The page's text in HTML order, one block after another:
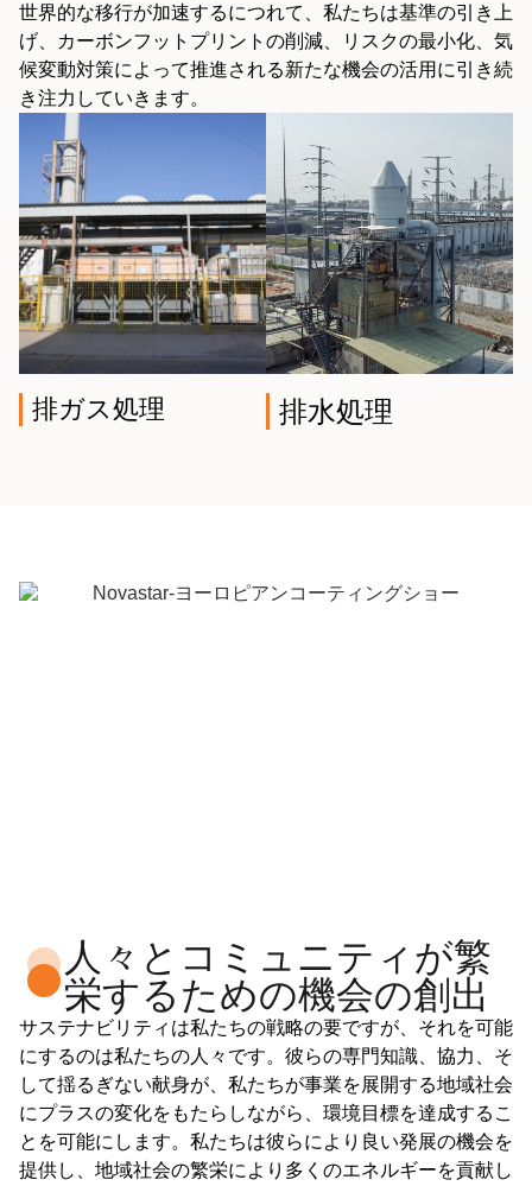
世界的な移行が加速するにつれて、私たちは基準の引き上
げ、カーボンフットプリントの削減、リスクの最小化、気
候変動対策によって推進される新たな機会の活用に引き続
き注力していきます。
排ガス処理 排水処理
人々とコミュニティが繁
栄するための機会の創出
サステナビリティは私たちの戦略の要ですが、それを可能
にするのは私たちの人々です。彼らの専門知識、協力、そ
して揺るぎない献身が、私たちが事業を展開する地域社会
にプラスの変化をもたらしながら、環境目標を達成するこ
とを可能にします。私たちは彼らにより良い発展の機会を
提供し、地域社会の繁栄により多くのエネルギーを貢献し